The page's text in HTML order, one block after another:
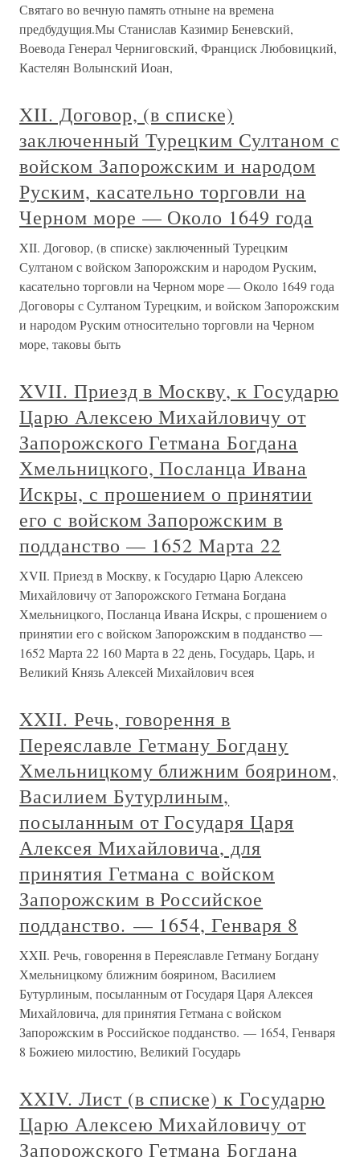
Святаго во вечную память отныне на времена
предбудущия.Мы Станислав Казимир Беневский,
Воевода Генерал Черниговский, Франциск Любовицкий,
Кастелян Волынский Иоан,
XII. Договор, (в списке)
заключенный Турецким Султаном с
войском Запорожским и народом
Руским, касательно торговли на
Черном море — Около 1649 года
XII. Договор, (в списке) заключенный Турецким
Султаном с войском Запорожским и народом Руским,
касательно торговли на Черном море — Около 1649 года
Договоры с Султаном Турецким, и войском Запорожским
и народом Руским относительно торговли на Черном
море, таковы быть
XVII. Приезд в Москву, к Государю
Царю Алексею Михайловичу от
Запорожского Гетмана Богдана
Хмельницкого, Посланца Ивана
Искры, с прошением о принятии
его с войском Запорожским в
подданство — 1652 Марта 22
XVII. Приезд в Москву, к Государю Царю Алексею
Михайловичу от Запорожского Гетмана Богдана
Хмельницкого, Посланца Ивана Искры, с прошением о
принятии его с войском Запорожским в подданство —
1652 Марта 22 160 Марта в 22 день, Государь, Царь, и
Великий Князь Алексей Михайлович всея
XXII. Речь, говорення в
Переяславле Гетману Богдану
Хмельницкому ближним боярином,
Василием Бутурлиным,
посыланным от Государя Царя
Алексея Михайловича, для
принятия Гетмана с войском
Запорожским в Российское
подданство. — 1654, Генваря 8
XXII. Речь, говорення в Переяславле Гетману Богдану
Хмельницкому ближним боярином, Василием
Бутурлиным, посыланным от Государя Царя Алексея
Михайловича, для принятия Гетмана с войском
Запорожским в Российское подданство. — 1654, Генваря
8 Божиею милостию, Великий Государь
XXIV. Лист (в списке) к Государю
Царю Алексею Михайловичу от
Запорожского Гетмана Богдана